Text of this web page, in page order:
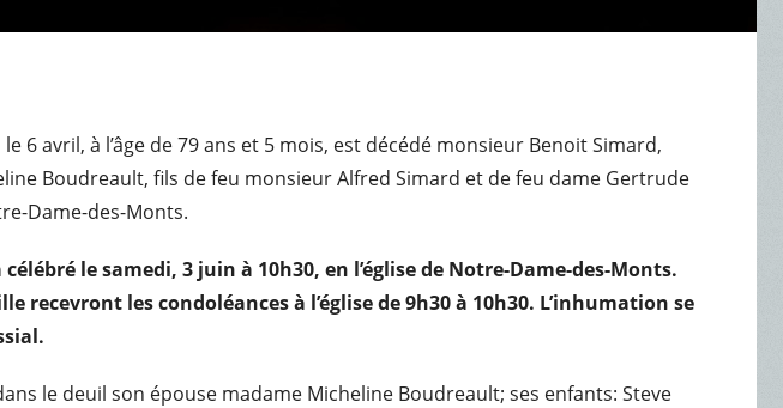
le 6 avril, à l’âge de 79 ans et 5 mois, est décédé monsieur Benoit Simard,
Boudreault, fils de feu monsieur Alfred Simard et de feu dame Gertrude
Dame-des-Monts.
le samedi, 3 juin à 10h30, en l’église de Notre-Dame-des-Monts.
recevront les condoléances à l’église de 9h30 à 10h30. L’inhumation se
le deuil son épouse madame Micheline Boudreault; ses enfants: Steve